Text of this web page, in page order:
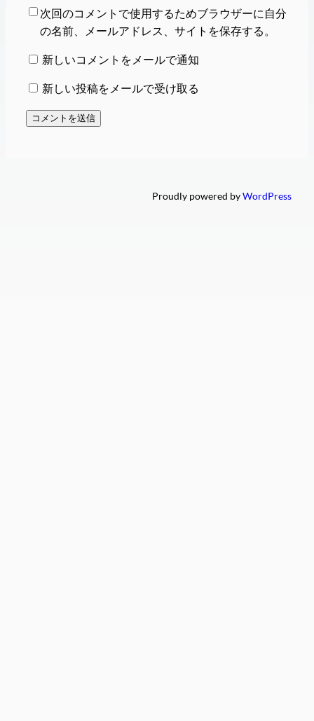
次回のコメントで使用するためブラウザーに自分
の名前、メールアドレス、サイトを保存する。
新しいコメントをメールで通知
新しい投稿をメールで受け取る
Proudly powered byWordPress